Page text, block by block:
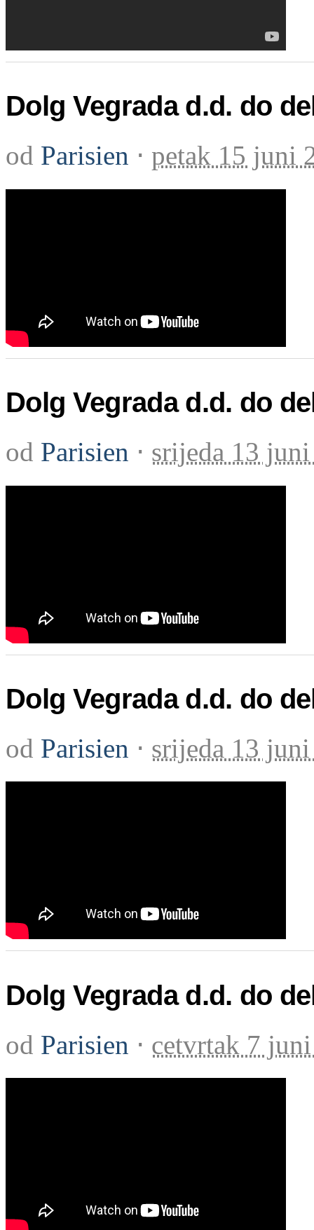
Dolg Vegrada d.d. do
od Parisien ⋅ petak 15 juni
Dolg Vegrada d.d. do
od Parisien ⋅ srijeda 13
Dolg Vegrada d.d. do
od Parisien ⋅ srijeda 13
Dolg Vegrada d.d. do
od Parisien ⋅ cetvrtak 7